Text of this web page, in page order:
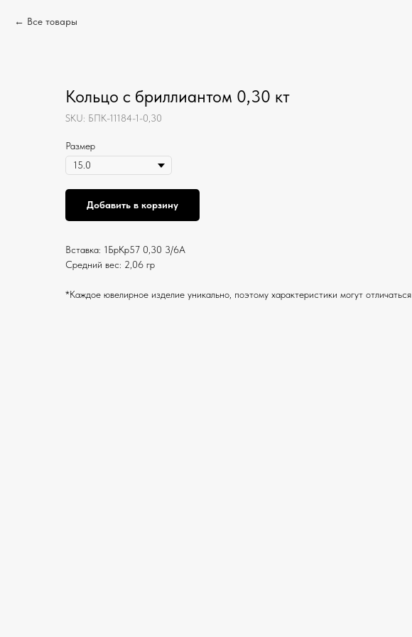
Все товары
Кольцо с бриллиантом 0,30 кт
SKU: БПК-11184-1-0,30
Размер
Добавить в корзину
Вставка: 1БрКр57 0,30 3/6А
Средний вес: 2,06 гр
*Каждое ювелирное изделие уникально, поэтому характеристики могут отличаться